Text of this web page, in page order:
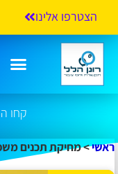
הצטרפו אלינו
קחו
ראשי>מחיקת תכנים